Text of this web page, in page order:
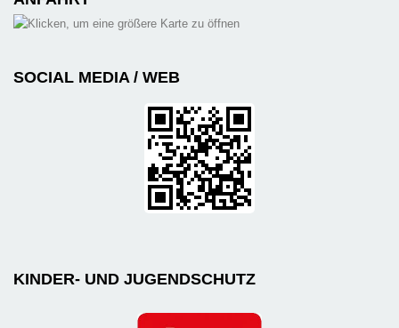
SOCIAL MEDIA / WEB
KINDER- UND JUGENDSCHUTZ